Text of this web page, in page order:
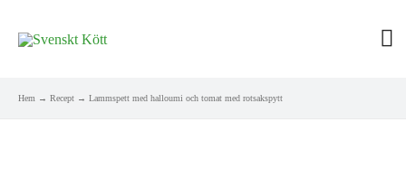
Hem Recept Lammspett med halloumi och tomat med rotsakspytt